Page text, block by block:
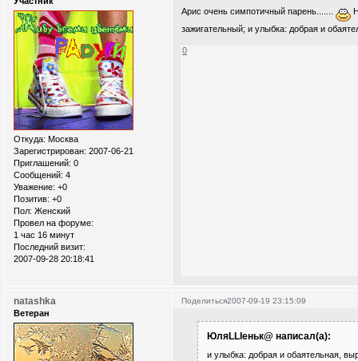
Откуда: Москва
Зарегистрирован: 2007-06-21
Приглашений: 0
Сообщений: 4
Уважение: +0
Позитив: +0
Пол: Женский
Провел на форуме:
1 час 16 минут
Последний визит:
2007-09-28 20:18:41
Арис очень симпотичный парень.......
зажигательный; и улыбка: добрая и
0
Поделиться2007-09-19 23:15:09
natashka
Ветеран
ЮляLLIеньк@ написал(а):
и улыбка: добрая и обаятельная,